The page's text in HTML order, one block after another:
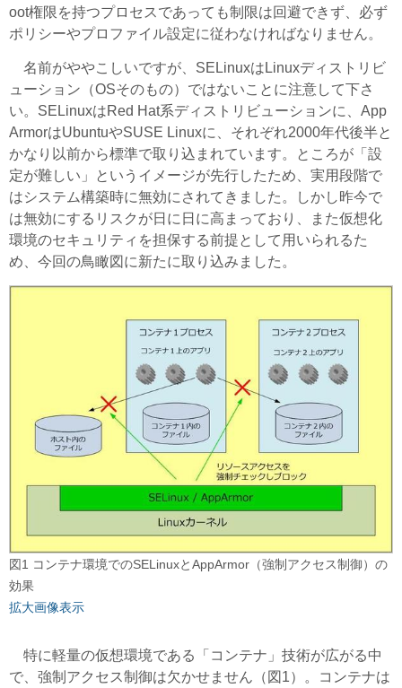
oot権限を持つプロセスであっても制限は回避できず、必ず
ポリシーやプロファイル設定に従わなければなりません。
名前がややこしいですが、SELinuxはLinuxディストリビ
ューション（OSそのもの）ではないことに注意して下さ
い。SELinuxはRed Hat系ディストリビューションに、App
ArmorはUbuntuやSUSE Linuxに、それぞれ2000年代後半と
かなり以前から標準で取り込まれています。ところが「設
定が難しい」というイメージが先行したため、実用段階で
はシステム構築時に無効にされてきました。しかし昨今で
は無効にするリスクが日に日に高まっており、また仮想化
環境のセキュリティを担保する前提として用いられるた
め、今回の鳥瞰図に新たに取り込みました。
図1 コンテナ環境でのSELinuxとAppArmor（強制アクセス制御）の
効果
拡大画像表示
特に軽量の仮想環境である「コンテナ」技術が広がる中
で、強制アクセス制御は欠かせません（図1）。コンテナは